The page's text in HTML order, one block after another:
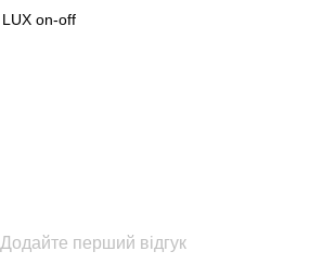
LUX on-off
Додайте перший відгук